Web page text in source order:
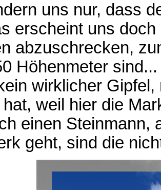
uns nur, dass
erscheint uns
abzuschrecken,
Höhenmeter sind...
wirklicher
weil hier die
einen Steinmann,
geht, sind die